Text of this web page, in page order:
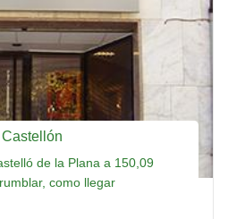
de la Plana a 150,09
como llegar